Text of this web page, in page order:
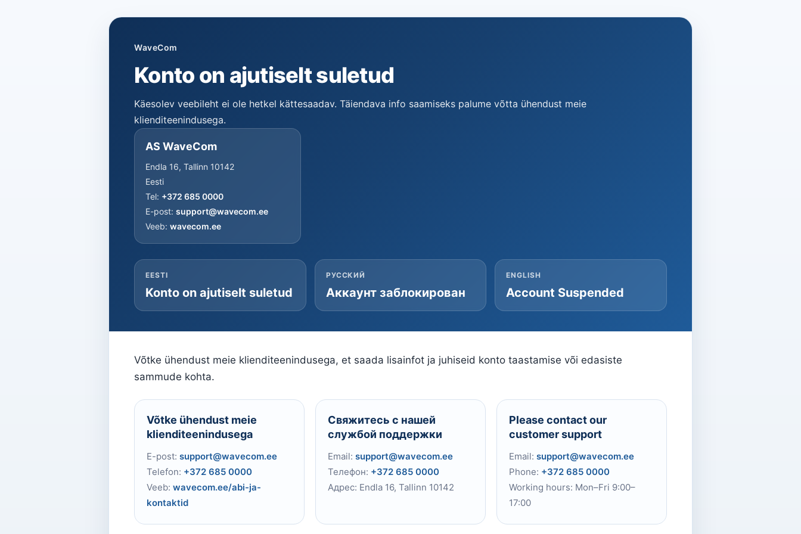
WaveCom
Konto on ajutiselt suletud
Käesolev veebileht ei ole hetkel kättesaadav. Täiendava info saamiseks palume võtta ühendust meie
klienditeenindusega.
AS WaveCom
Endla 16, Tallinn 10142
Eesti
Tel: +372 685 0000
E-post: support@wavecom.ee
Veeb: wavecom.ee
EESTI
Konto on ajutiselt suletud
РУССКИЙ
Аккаунт заблокирован
ENGLISH
Account Suspended
Võtke ühendust meie klienditeenindusega, et saada lisainfot ja juhiseid konto taastamise või edasiste
sammude kohta.
Võtke ühendust meie
klienditeenindusega
E-post: support@wavecom.ee
Telefon: +372 685 0000
Veeb: wavecom.ee/abi-ja-
kontaktid
Свяжитесь с нашей
службой поддержки
Email: support@wavecom.ee
Телефон: +372 685 0000
Адрес: Endla 16, Tallinn 10142
Please contact our
customer support
Email: support@wavecom.ee
Phone: +372 685 0000
Working hours: Mon–Fri 9:00–
17:00